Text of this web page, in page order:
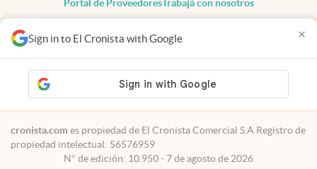
Sign in to El Cronista with Google ×
Portal de ProveedoresTrabajá con nosotros
Todos los derechos reservados
Privacidad
Consentimiento
Tel:+54 11 7078-3270
cronista.com es propiedad de El Cronista Comercial S.A Registro de
propiedad intelectual: 56576959
N° de edición: 10.950 - 7 de agosto de 2026